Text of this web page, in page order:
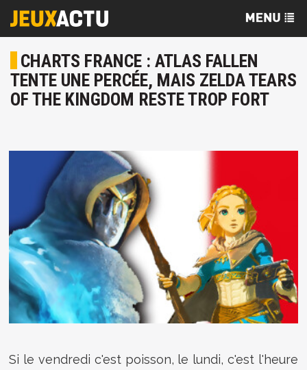
CHARTS FRANCE : ATLAS FALLEN
TENTE UNE PERCÉE, MAIS ZELDA TEARS
OF THE KINGDOM RESTE TROP FORT
Si le vendredi c'est poisson, le lundi, c'est l'heure